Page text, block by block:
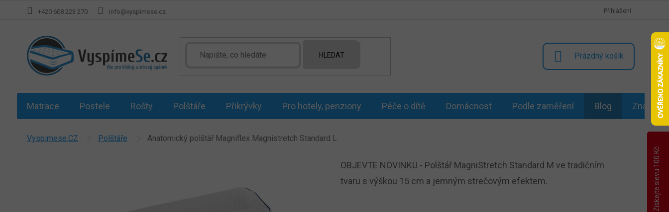
+420 608 223 270 info@vyspimese.cz Přihlášení
HLEDAT
NÁKUPNÍ
KOŠÍK
Prázdný košík
Matrace Postele Rošty Polštáře Přikrývky Pro hotely, penziony Péče o dítě Domácnost Podle zaměření Blog Značky
Vyspimese.CZ Polštáře Anatomický polštář Magniflex Magnistretch Standard L
OBJEVTE NOVINKU - Polštář MagniStretch Standard M ve tradičním
tvaru s výškou 15 cm a jemným strečovým efektem.
Získejte slevu 100 Kč